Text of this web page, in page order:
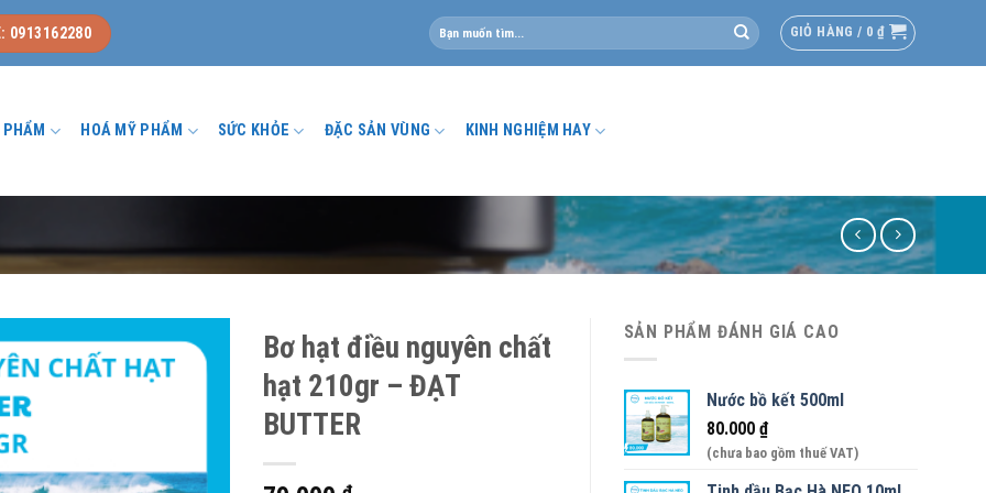
0913162280
Tìm
kiếm:
GIỎ HÀNG / 0 ₫
PHẨM HOÁ MỸ PHẨM SỨC KHỎE ĐẶC SẢN VÙNG KINH NGHIỆM HAY
Bơ hạt điều nguyên chất
hạt 210gr – ĐẠT
BUTTER
SẢN PHẨM ĐÁNH GIÁ CAO
Nước bồ kết 500ml
80.000 ₫
(chưa bao gồm thuế VAT)